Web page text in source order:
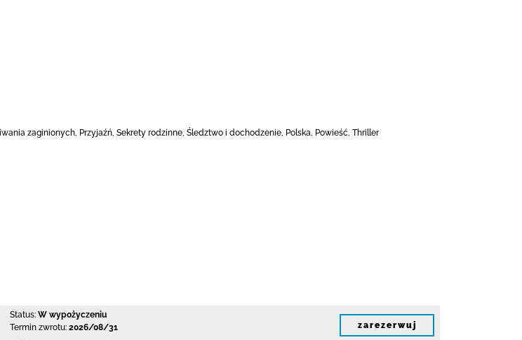
zaginionych, Przyjaźń, Sekrety rodzinne, Śledztwo i dochodzenie, Polska, Powieść, Thriller
Status: W wypożyczeniu
Termin zwrotu: 2026/08/31 zarezerwuj